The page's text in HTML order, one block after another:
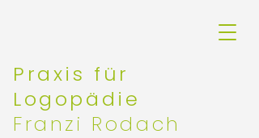
Praxis für
Logopädie
Franzi Rodach